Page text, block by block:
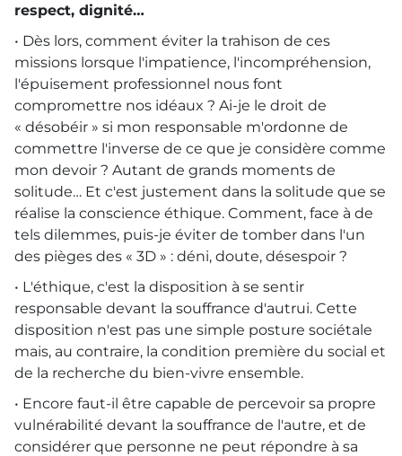
respect, dignité…
• Dès lors, comment éviter la trahison de ces
missions lorsque l'impatience, l'incompréhension,
l'épuisement professionnel nous font
compromettre nos idéaux ? Ai-je le droit de
« désobéir » si mon responsable m'ordonne de
commettre l'inverse de ce que je considère comme
mon devoir ? Autant de grands moments de
solitude… Et c'est justement dans la solitude que se
réalise la conscience éthique. Comment, face à de
tels dilemmes, puis-je éviter de tomber dans l'un
des pièges des « 3D » : déni, doute, désespoir ?
• L'éthique, c'est la disposition à se sentir
responsable devant la souffrance d'autrui. Cette
disposition n'est pas une simple posture sociétale
mais, au contraire, la condition première du social et
de la recherche du bien-vivre ensemble.
• Encore faut-il être capable de percevoir sa propre
vulnérabilité devant la souffrance de l'autre, et de
considérer que personne ne peut répondre à sa